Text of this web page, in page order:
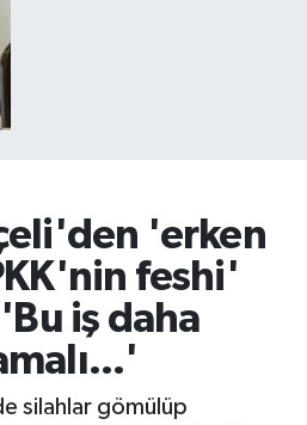
'erken
feshi'
'Bu iş daha
silahlar gömülüp